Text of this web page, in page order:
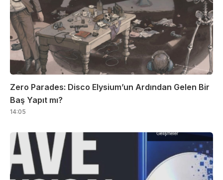
Zero Parades: Disco Elysium’un Ardından Gelen Bir
Baş Yapıt mı?
14:05